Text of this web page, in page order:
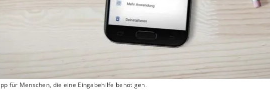
für Menschen, die eine Eingabehilfe benötigen.